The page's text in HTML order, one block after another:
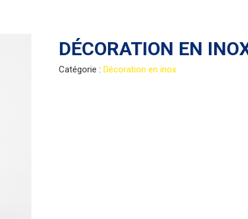
DÉCORATION EN
Catégorie : Décoration en inox